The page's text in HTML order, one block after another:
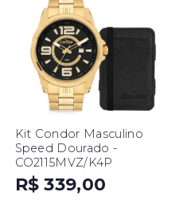
Kit Condor Masculino
Speed Dourado -
CO2115MVZ/K4P
R$ 339,00